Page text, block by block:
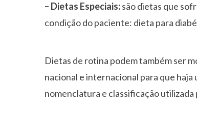
– Dietas Especiais:são dietas que
condição do paciente: dieta para
Dietas de rotina podem também ser
nacional e internacional para que
nomenclatura e classificação